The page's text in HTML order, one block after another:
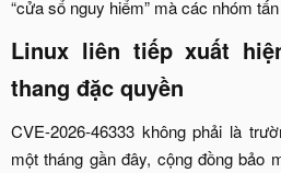
“cửa sổ nguy hiểm” mà các nhóm
Linux liên tiếp xuất
thang đặc quyền​
CVE-2026-46333 không phải là
một tháng gần đây, cộng đồng bảo